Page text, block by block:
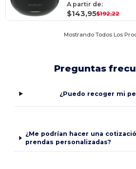
A partir de:
$143,95$192,22
Mostrando Todos Los
Preguntas
¿Puedo recoger mi
¿Me podrían hacer una
prendas personalizadas?